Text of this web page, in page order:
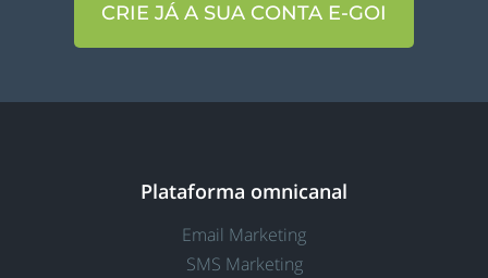
CRIE JÁ A SUA CONTA E-GOI
Plataforma omnicanal
Email Marketing
SMS Marketing